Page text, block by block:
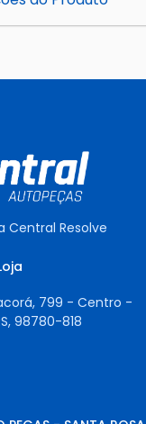
Central Resolve
799 - Centro -
98780-818